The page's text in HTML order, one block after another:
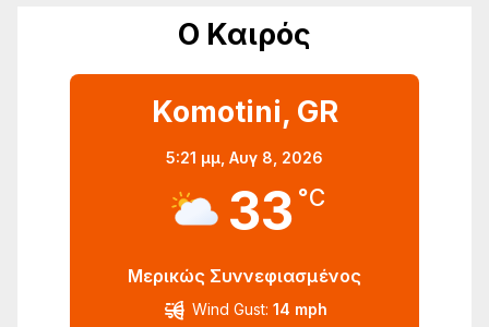
Ο Καιρός
Komotini, GR
5:21 μμ, Αυγ 8, 2026
33 °C
Μερικώς Συννεφιασμένος
Wind Gust: 14 mph